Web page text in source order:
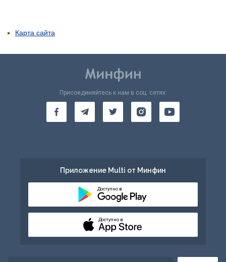
Карта сайта
Присоединяйтесь к нам в соц. сетях:
Приложение Multi от Минфин
Доступно в
Доступно в